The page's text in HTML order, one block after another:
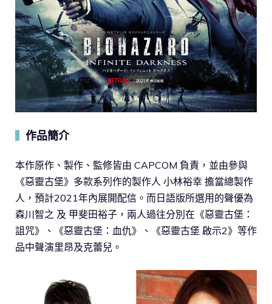
作品簡介
本作原作、製作、監修皆由 CAPCOM 負責，並由參與
《惡靈古堡》多款系列作的製作人 小林裕幸 擔當總製作
人，預計2021年內展開配信。而日語版所選用的聲優為
森川智之 及 甲斐田裕子，兩人過往分別在《惡靈古堡：
詛咒》、《惡靈古堡：血仇》、《惡靈古堡 啟示2》等作
品中聲演里昂及克蕾兒。